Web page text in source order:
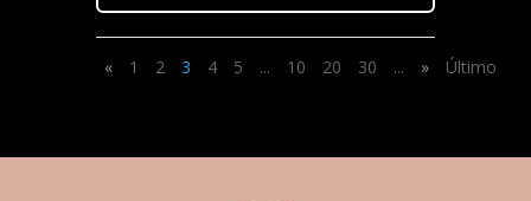
« 1 2 3 4 5 ... 10 20 30 ... » Último